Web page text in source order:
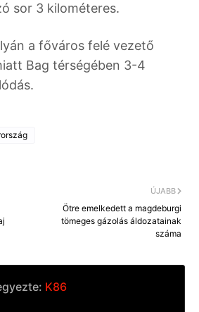
sor 3 kilométeres.
a főváros felé vezető
Bag térségében 3-4
ÚJABB
Ötre emelkedett a magdeburgi
tömeges gázolás áldozatainak
száma
K86